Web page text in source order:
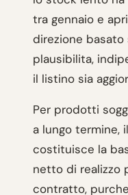
tra gennaio e
direzione
plausibilita,
il listino sia
Per prodotti
a lungo termine,
costituisce la
netto di realizzo
contratto,